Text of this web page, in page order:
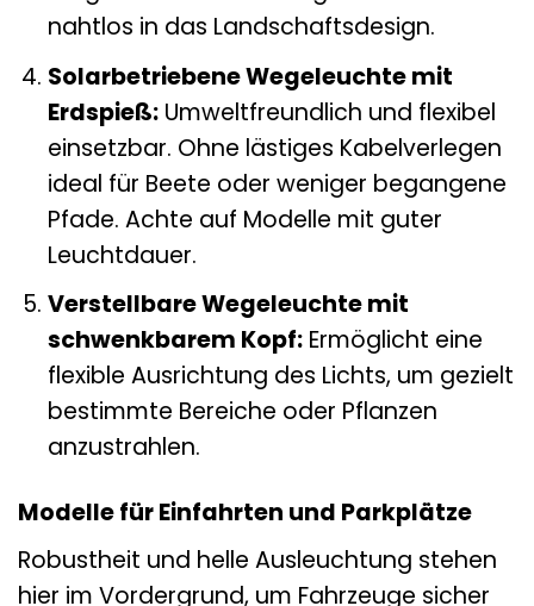
nahtlos in das Landschaftsdesign.
Solarbetriebene Wegeleuchte mit
Erdspieß:Umweltfreundlich und flexibel
einsetzbar. Ohne lästiges Kabelverlegen
ideal für Beete oder weniger begangene
Pfade. Achte auf Modelle mit guter
Leuchtdauer.
Verstellbare Wegeleuchte mit
schwenkbarem Kopf:Ermöglicht eine
flexible Ausrichtung des Lichts, um gezielt
bestimmte Bereiche oder Pflanzen
anzustrahlen.
Modelle für Einfahrten und Parkplätze
Robustheit und helle Ausleuchtung stehen
hier im Vordergrund, um Fahrzeuge sicher